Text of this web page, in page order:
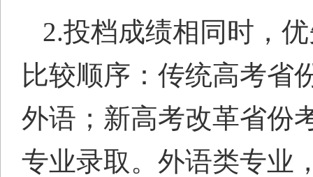
2.投档成绩相同时，
比较顺序： 传统高考省
外语 ； 新高考改革省份
专业录取。外语类专业